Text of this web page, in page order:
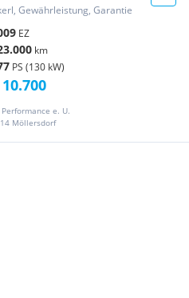
Gewährleistung, Garantie
EZ
km
PS (130 kW)
Performance e. U.
Möllersdorf